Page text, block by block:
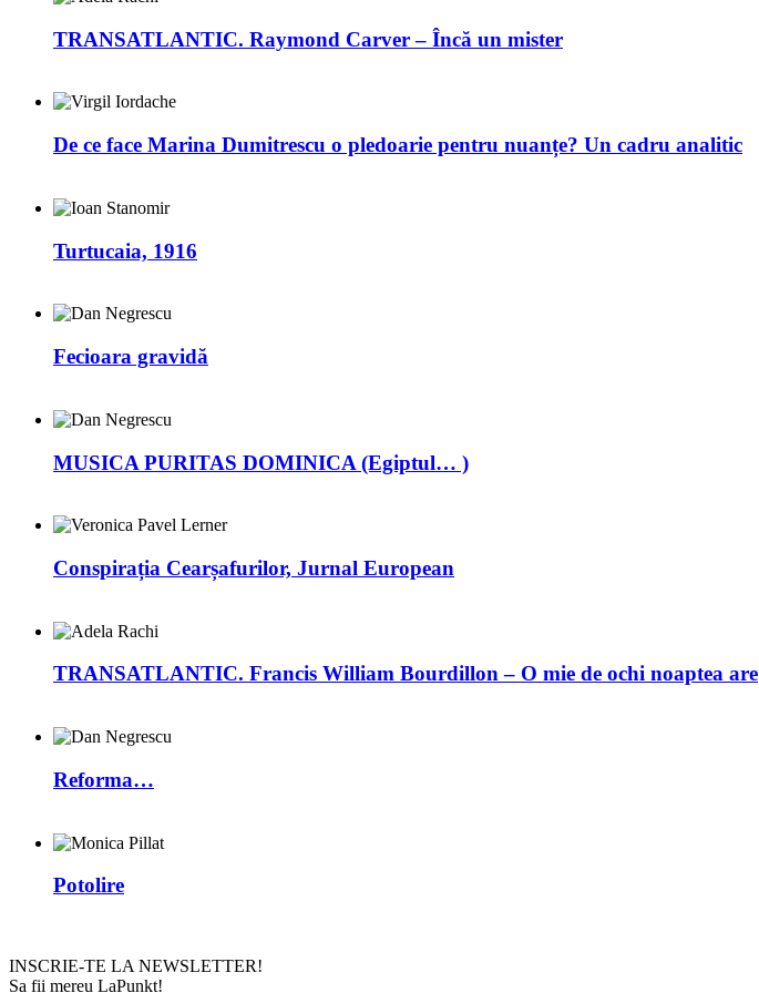
TRANSATLANTIC. Raymond Carver – Încă un mister
De ce face Marina Dumitrescu o pledoarie pentru nuanțe? Un cadru analitic
Turtucaia, 1916
Fecioara gravidă
MUSICA PURITAS DOMINICA (Egiptul… )
Conspirația Cearșafurilor, Jurnal European
TRANSATLANTIC. Francis William Bourdillon – O mie de ochi noaptea are
Reforma…
Potolire
INSCRIE-TE LA NEWSLETTER!
Sa fii mereu LaPunkt!